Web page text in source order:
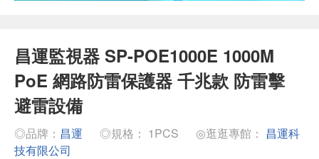
昌運監視器 SP-POE1000E 1000M
PoE 網路防雷保護器 千兆款 防雷擊
避雷設備
◎品牌： 昌運 ◎規格： 1PCS ◎逛逛專館： 昌運科
技有限公司